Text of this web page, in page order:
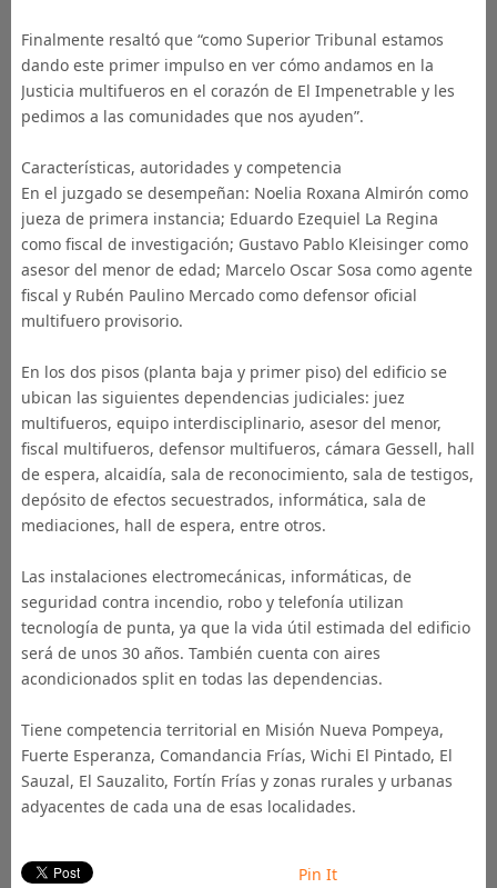
Finalmente resaltó que “como Superior Tribunal estamos
dando este primer impulso en ver cómo andamos en la
Justicia multifueros en el corazón de El Impenetrable y les
pedimos a las comunidades que nos ayuden”.
Características, autoridades y competencia
En el juzgado se desempeñan: Noelia Roxana Almirón como
jueza de primera instancia; Eduardo Ezequiel La Regina
como fiscal de investigación; Gustavo Pablo Kleisinger como
asesor del menor de edad; Marcelo Oscar Sosa como agente
fiscal y Rubén Paulino Mercado como defensor oficial
multifuero provisorio.
En los dos pisos (planta baja y primer piso) del edificio se
ubican las siguientes dependencias judiciales: juez
multifueros, equipo interdisciplinario, asesor del menor,
fiscal multifueros, defensor multifueros, cámara Gessell, hall
de espera, alcaidía, sala de reconocimiento, sala de testigos,
depósito de efectos secuestrados, informática, sala de
mediaciones, hall de espera, entre otros.
Las instalaciones electromecánicas, informáticas, de
seguridad contra incendio, robo y telefonía utilizan
tecnología de punta, ya que la vida útil estimada del edificio
será de unos 30 años. También cuenta con aires
acondicionados split en todas las dependencias.
Tiene competencia territorial en Misión Nueva Pompeya,
Fuerte Esperanza, Comandancia Frías, Wichi El Pintado, El
Sauzal, El Sauzalito, Fortín Frías y zonas rurales y urbanas
adyacentes de cada una de esas localidades.
Pin It